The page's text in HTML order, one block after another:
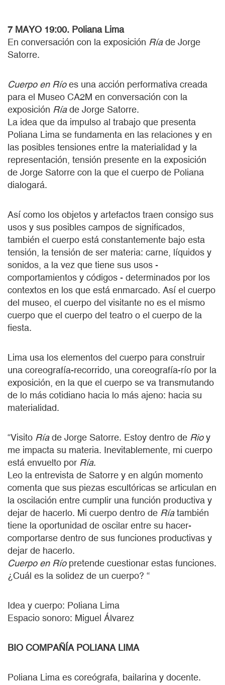
7 MAYO 19:00. Poliana Lima
En conversación con la exposición Ríade Jorge
Satorre.
Cuerpo en Ríoes una acción performativa creada
para el Museo CA2M en conversación con la
exposición Ríade Jorge Satorre.
La idea que da impulso al trabajo que presenta
Poliana Lima se fundamenta en las relaciones y en
las posibles tensiones entre la materialidad y la
representación, tensión presente en la exposición
de Jorge Satorre con la que el cuerpo de Poliana
dialogará.
Así como los objetos y artefactos traen consigo sus
usos y sus posibles campos de significados,
también el cuerpo está constantemente bajo esta
tensión, la tensión de ser materia: carne, líquidos y
sonidos, a la vez que tiene sus usos -
comportamientos y códigos - determinados por los
contextos en los que está enmarcado. Así el cuerpo
del museo, el cuerpo del visitante no es el mismo
cuerpo que el cuerpo del teatro o el cuerpo de la
fiesta.
Lima usa los elementos del cuerpo para construir
una coreografía-recorrido, una coreografía-río por la
exposición, en la que el cuerpo se va transmutando
de lo más cotidiano hacia lo más ajeno: hacia su
materialidad.
“Visito Ríade Jorge Satorre. Estoy dentro de Rioy
me impacta su materia. Inevitablemente, mi cuerpo
está envuelto por Ría.
Leo la entrevista de Satorre y en algún momento
comenta que sus piezas escultóricas se articulan en
la oscilación entre cumplir una función productiva y
dejar de hacerlo. Mi cuerpo dentro de Ríatambién
tiene la oportunidad de oscilar entre su hacer-
comportarse dentro de sus funciones productivas y
dejar de hacerlo.
Cuerpo en Ríopretende cuestionar estas funciones.
¿Cuál es la solidez de un cuerpo? “
Idea y cuerpo: Poliana Lima
Espacio sonoro: Miguel Álvarez
BIO COMPAÑÍA POLIANA LIMA
Poliana Lima es coreógrafa, bailarina y docente.